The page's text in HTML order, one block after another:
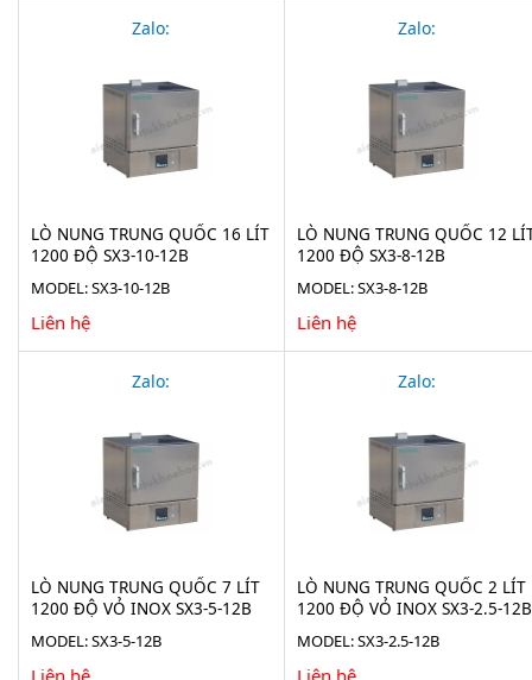
Zalo:
LÒ NUNG TRUNG QUỐC 16 LÍT
1200 ĐỘ SX3-10-12B
MODEL: SX3-10-12B
Liên hệ
Zalo:
LÒ NUNG TRUNG QUỐC 12
1200 ĐỘ SX3-8-12B
MODEL: SX3-8-12B
Liên hệ
Zalo:
LÒ NUNG TRUNG QUỐC 7 LÍT
1200 ĐỘ VỎ INOX SX3-5-12B
MODEL: SX3-5-12B
Liên hệ
Zalo:
LÒ NUNG TRUNG QUỐC 2 LÍT
1200 ĐỘ VỎ INOX SX3-2.5-12B
MODEL: SX3-2.5-12B
Liên hệ